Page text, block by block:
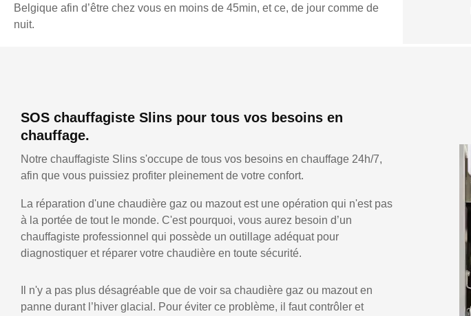
Belgique afin d’être chez vous en moins de 45min, et ce, de jour comme de
nuit.
SOS chauffagiste Slins pour tous vos besoins en
chauffage.
Notre chauffagiste Slins s'occupe de tous vos besoins en chauffage 24h/7,
afin que vous puissiez profiter pleinement de votre confort.
La réparation d'une chaudière gaz ou mazout est une opération qui n'est pas
à la portée de tout le monde. C'est pourquoi, vous aurez besoin d’un
chauffagiste professionnel qui possède un outillage adéquat pour
diagnostiquer et réparer votre chaudière en toute sécurité.
Il n'y a pas plus désagréable que de voir sa chaudière gaz ou mazout en
panne durant l’hiver glacial. Pour éviter ce problème, il faut contrôler et